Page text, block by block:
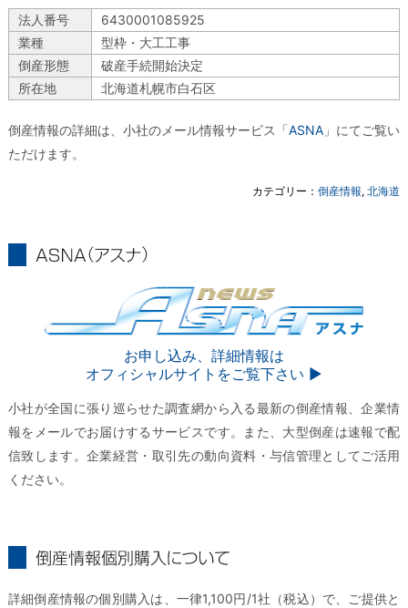
法人番号
6430001085925
業種
型枠・大工工事
倒産形態
破産手続開始決定
所在地
北海道札幌市白石区
倒産情報の詳細は、小社のメール情報サービス「ASNA 」にてご覧い
ただけます。
カテゴリー：倒産情報,北海道
お申し込み、詳細情報は
オフィシャルサイトをご覧下さい ▶︎
小社が全国に張り巡らせた調査網から入る最新の倒産情報、企業情
報をメールでお届けするサービスです。また、大型倒産は速報で配
信致します。企業経営・取引先の動向資料・与信管理としてご活用
ください。
詳細倒産情報の個別購入は、一律1,100円/1社（税込）で、ご提供と